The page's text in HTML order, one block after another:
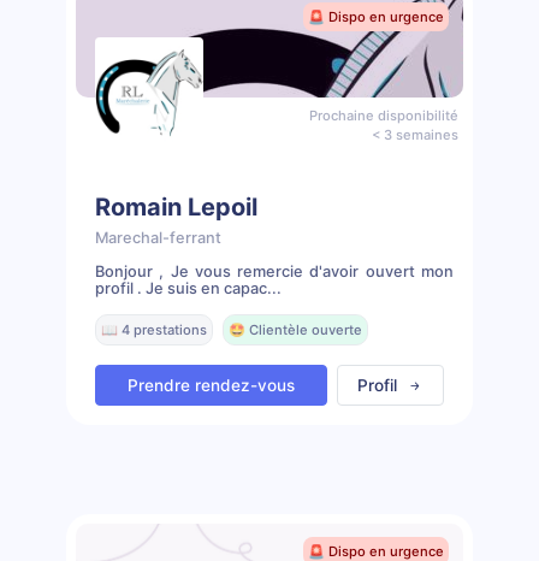
🚨 Dispo en urgence
Prochaine disponibilité
< 3 semaines
Romain Lepoil
Marechal-ferrant
Bonjour , Je vous remercie d'avoir ouvert mon
profil . Je suis en capac...
📖 4 prestations 🤩 Clientèle ouverte
Prendre rendez-vous Profil
🚨 Dispo en urgence